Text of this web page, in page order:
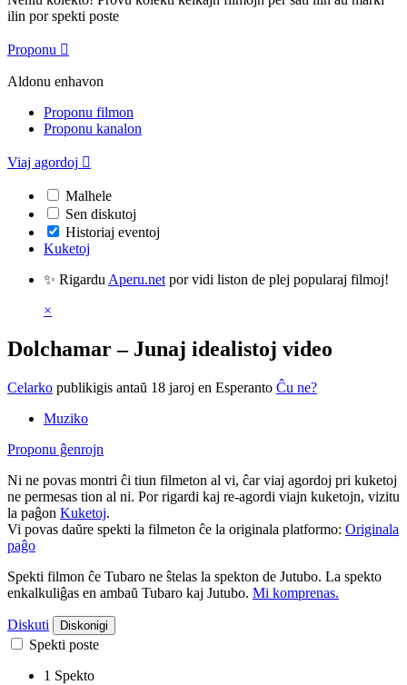
ilin por spekti poste
Proponu 
Aldonu enhavon
Proponu filmon
Proponu kanalon
Viaj agordoj 
Malhele
Sen diskutoj
Historiaj eventoj
Kuketoj
✨ Rigardu Aperu.net por vidi liston de plej popularaj filmoj!
×
Dolchamar – Junaj idealistoj video
Celarko publikigis antaŭ 18 jaroj en Esperanto Ĉu ne?
Muziko
Proponu ĝenrojn
Ni ne povas montri ĉi tiun filmeton al vi, ĉar viaj agordoj pri kuketoj
ne permesas tion al ni. Por rigardi kaj re-agordi viajn kuketojn, vizitu
la paĝon Kuketoj.
Vi povas daŭre spekti la filmeton ĉe la originala platformo: Originala
paĝo
Spekti filmon ĉe Tubaro ne ŝtelas la spekton de Jutubo. La spekto
enkalkuliĝas en ambaŭ Tubaro kaj Jutubo. Mi komprenas.
Diskuti Diskonigi
Spekti poste
1 Spekto